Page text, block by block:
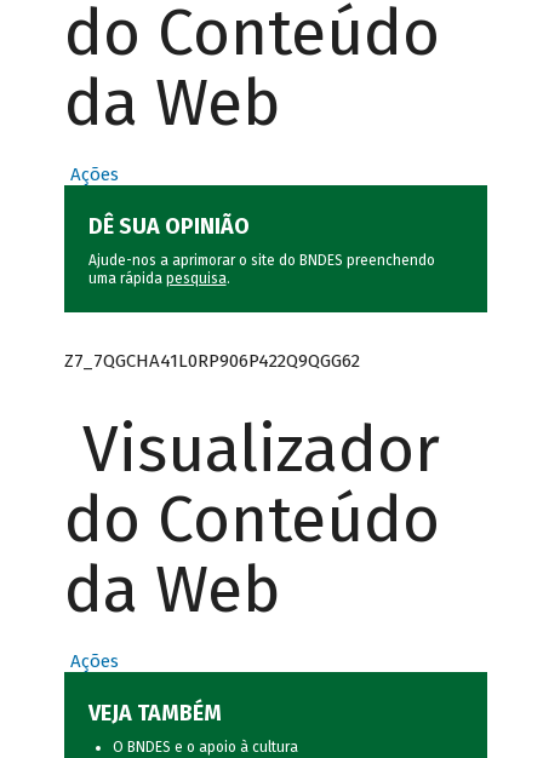
do Conteúdo
da Web
Ações
DÊ SUA OPINIÃO
Ajude-nos a aprimorar o site do BNDES preenchendo
uma rápida pesquisa.
Z7_7QGCHA41L0RP906P422Q9QGG62
Visualizador
do Conteúdo
da Web
Ações
VEJA TAMBÉM
O BNDES e o apoio à cultura